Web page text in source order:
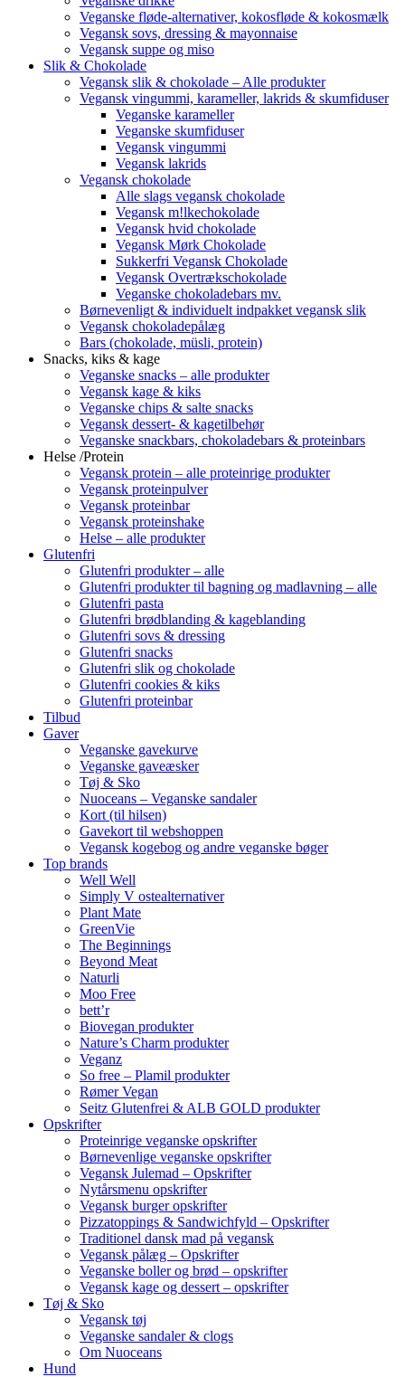
Veganske fløde-alternativer, kokosfløde & kokosmælk
Vegansk sovs, dressing & mayonnaise
Vegansk suppe og miso
Slik & Chokolade
Vegansk slik & chokolade – Alle produkter
Vegansk vingummi, karameller, lakrids & skumfiduser
Veganske karameller
Veganske skumfiduser
Vegansk vingummi
Vegansk lakrids
Vegansk chokolade
Alle slags vegansk chokolade
Vegansk m!lkechokolade
Vegansk hvid chokolade
Vegansk Mørk Chokolade
Sukkerfri Vegansk Chokolade
Vegansk Overtrækschokolade
Veganske chokoladebars mv.
Børnevenligt & individuelt indpakket vegansk slik
Vegansk chokoladepålæg
Bars (chokolade, müsli, protein)
Snacks, kiks & kage
Veganske snacks – alle produkter
Vegansk kage & kiks
Veganske chips & salte snacks
Vegansk dessert- & kagetilbehør
Veganske snackbars, chokoladebars & proteinbars
Helse /Protein
Vegansk protein – alle proteinrige produkter
Vegansk proteinpulver
Vegansk proteinbar
Vegansk proteinshake
Helse – alle produkter
Glutenfri
Glutenfri produkter – alle
Glutenfri produkter til bagning og madlavning – alle
Glutenfri pasta
Glutenfri brødblanding & kageblanding
Glutenfri sovs & dressing
Glutenfri snacks
Glutenfri slik og chokolade
Glutenfri cookies & kiks
Glutenfri proteinbar
Tilbud
Gaver
Veganske gavekurve
Veganske gaveæsker
Tøj & Sko
Nuoceans – Veganske sandaler
Kort (til hilsen)
Gavekort til webshoppen
Vegansk kogebog og andre veganske bøger
Top brands
Well Well
Simply V ostealternativer
Plant Mate
GreenVie
The Beginnings
Beyond Meat
Naturli
Moo Free
bett’r
Biovegan produkter
Nature’s Charm produkter
Veganz
So free – Plamil produkter
Rømer Vegan
Seitz Glutenfrei & ALB GOLD produkter
Opskrifter
Proteinrige veganske opskrifter
Børnevenlige veganske opskrifter
Vegansk Julemad – Opskrifter
Nytårsmenu opskrifter
Vegansk burger opskrifter
Pizzatoppings & Sandwichfyld – Opskrifter
Traditionel dansk mad på vegansk
Vegansk pålæg – Opskrifter
Veganske boller og brød – opskrifter
Vegansk kage og dessert – opskrifter
Tøj & Sko
Vegansk tøj
Veganske sandaler & clogs
Om Nuoceans
Hund